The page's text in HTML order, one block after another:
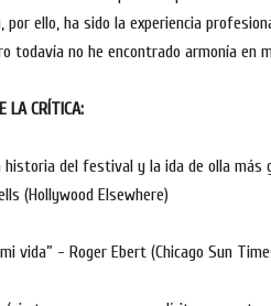
ello, ha sido la experiencia
todavía no he encontrado armonía en
LA CRÍTICA:
historia del festival y la ida de olla más
(Hollywood Elsewhere)
vida” - Roger Ebert (Chicago Sun